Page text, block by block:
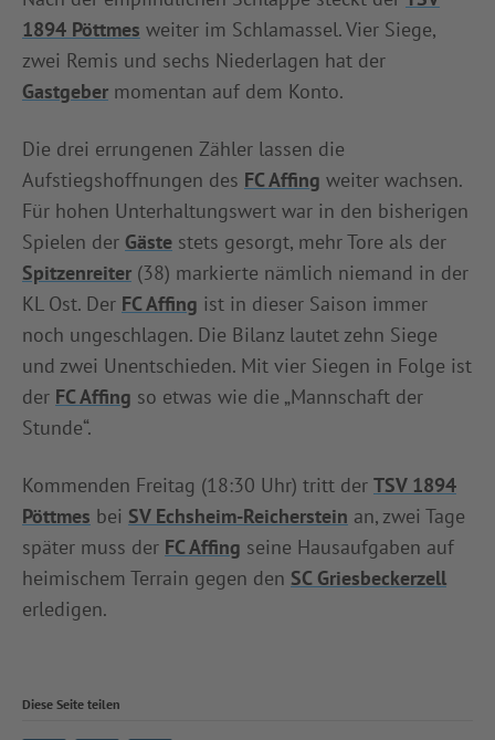
1894 Pöttmes weiter im Schlamassel. Vier Siege,
zwei Remis und sechs Niederlagen hat der
Gastgeber momentan auf dem Konto.
Die drei errungenen Zähler lassen die
Aufstiegshoffnungen des FC Affing weiter wachsen.
Für hohen Unterhaltungswert war in den bisherigen
Spielen der Gäste stets gesorgt, mehr Tore als der
Spitzenreiter (38) markierte nämlich niemand in der
KL Ost. Der FC Affing ist in dieser Saison immer
noch ungeschlagen. Die Bilanz lautet zehn Siege
und zwei Unentschieden. Mit vier Siegen in Folge ist
der FC Affing so etwas wie die „Mannschaft der
Stunde“.
Kommenden Freitag (18:30 Uhr) tritt der TSV 1894
Pöttmes bei SV Echsheim-Reicherstein an, zwei Tage
später muss der FC Affing seine Hausaufgaben auf
heimischem Terrain gegen den SC Griesbeckerzell
erledigen.
Diese Seite teilen